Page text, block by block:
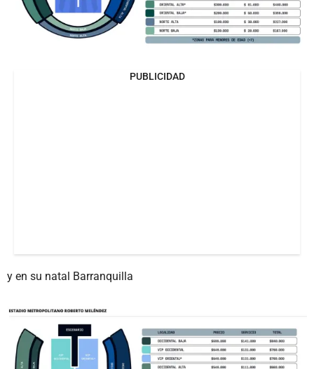
PUBLICIDAD
y en su natal Barranquilla